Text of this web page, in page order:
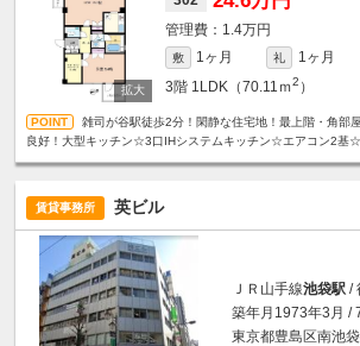
1.4万円
敷 1ヶ月 礼
1ヶ月
3階 1LDK（70.11ｍ2 ）
雑司が谷駅徒歩2分！閑静な住宅地！最上階・角部
良好！大型キッチン☆3口IHシステムキッチン☆エアコン2基
賃貸事務所 英ビル
ＪＲ山手線池袋駅 /
築年月1973年3月 /
東京都豊島区南池